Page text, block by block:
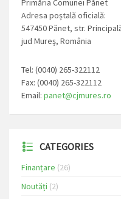
Primăria Comunei Pănet
Adresa poștală oficială:
547450 Pănet, str.
jud Mureș, România
Tel: (0040) 265-322112
Fax: (0040) 265-322112
Email: panet@cjmures.ro
CATEGORIES
Finanțare (26)
Noutăți (2)